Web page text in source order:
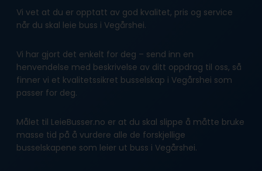
Vi vet at du er opptatt av god kvalitet, pris og service
når du skal leie buss i Vegårshei.
Vi har gjort det enkelt for deg – send inn en
henvendelse med beskrivelse av ditt oppdrag til oss, så
finner vi et kvalitetssikret busselskap i Vegårshei som
passer for deg.
Målet til LeieBusser.no er at du skal slippe å måtte bruke
masse tid på å vurdere alle de forskjellige
busselskapene som leier ut buss i Vegårshei.